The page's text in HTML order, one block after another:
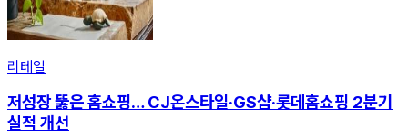
리테일
저성장 뚫은 홈쇼핑… CJ온스타일·GS샵·롯데홈쇼핑 2분기
실적 개선